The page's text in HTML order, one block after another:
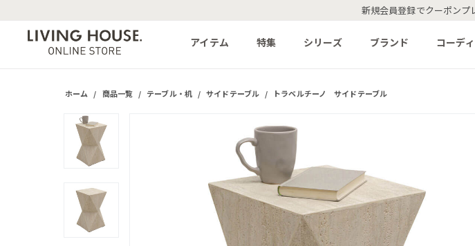
新規会員登録でクーポンプ
アイテム 特集 シリーズ ブランド コーデ
ホーム / 商品一覧 / テーブル・机 / サイドテーブル / トラベルチーノ サイドテーブル